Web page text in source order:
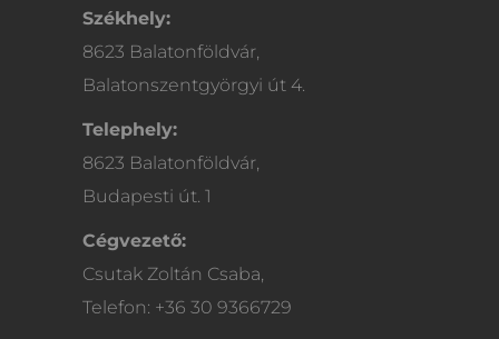
Székhely:
8623 Balatonföldvár,
Balatonszentgyörgyi út 4.
Telephely:
8623 Balatonföldvár,
Budapesti út. 1
Cégvezető:
Csutak Zoltán Csaba,
Telefon: +36 30 9366729